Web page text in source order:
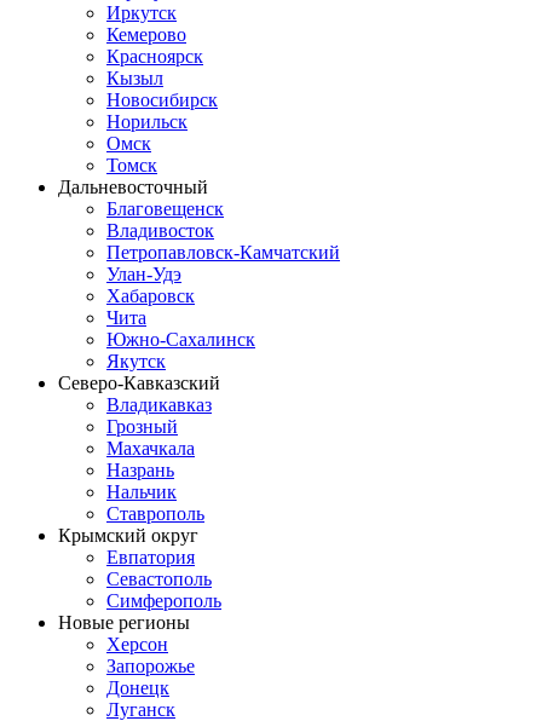
Иркутск
Кемерово
Красноярск
Кызыл
Новосибирск
Норильск
Омск
Томск
Дальневосточный
Благовещенск
Владивосток
Петропавловск-Камчатский
Улан-Удэ
Хабаровск
Чита
Южно-Сахалинск
Якутск
Северо-Кавказский
Владикавказ
Грозный
Махачкала
Назрань
Нальчик
Ставрополь
Крымский округ
Евпатория
Севастополь
Симферополь
Новые регионы
Херсон
Запорожье
Донецк
Луганск